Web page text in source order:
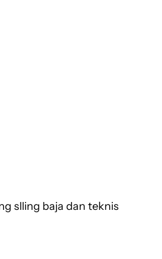
slling baja dan teknis